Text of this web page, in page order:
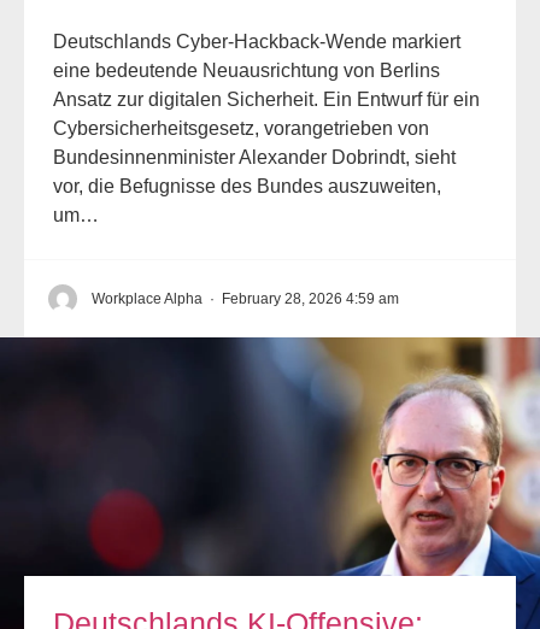
Deutschlands Cyber-Hackback-Wende markiert
eine bedeutende Neuausrichtung von Berlins
Ansatz zur digitalen Sicherheit. Ein Entwurf für ein
Cybersicherheitsgesetz, vorangetrieben von
Bundesinnenminister Alexander Dobrindt, sieht
vor, die Befugnisse des Bundes auszuweiten,
um…
Workplace Alpha · February 28, 2026 4:59 am